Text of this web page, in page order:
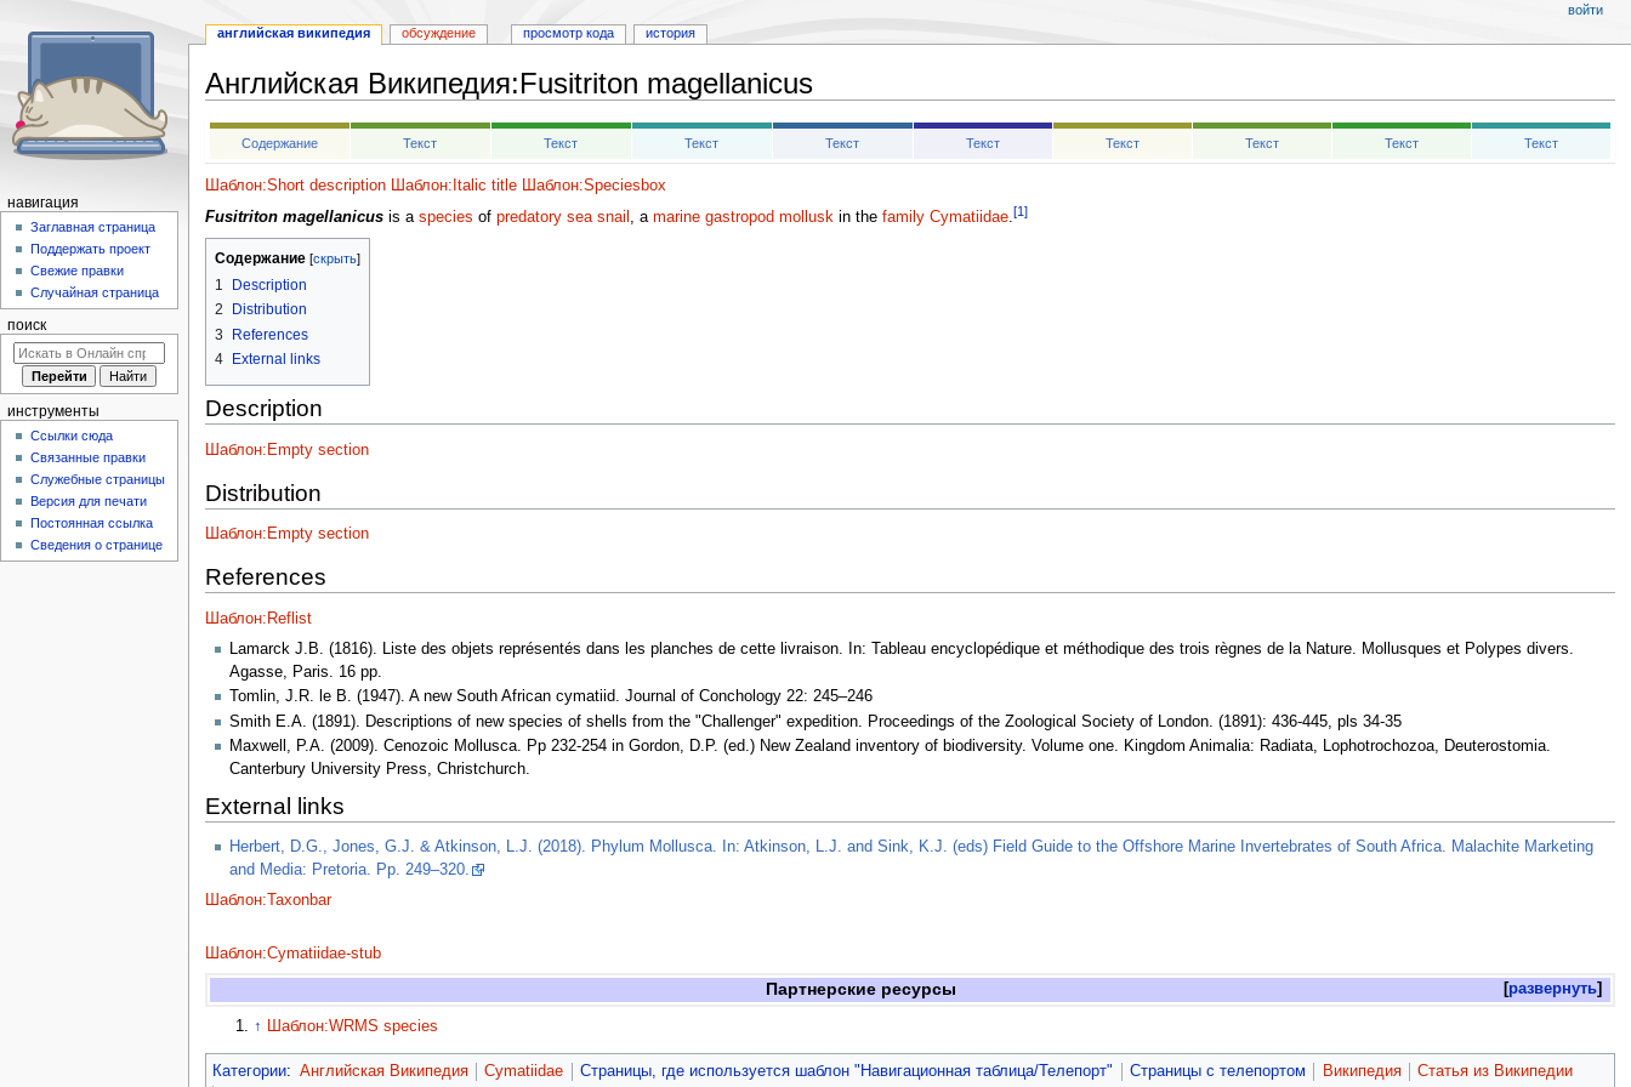
Английская Википедия:Fusitriton magellanicus
Перейти
Перейти
Содержание Текст Текст Текст Текст Текст Текст Текст Текст Текст
Шаблон:Short description Шаблон:Italic title
Шаблон:Speciesbox
Fusitriton magellanicusis a species of predatory sea snail , a marine gastropod molluskin the family Cymatiidae.[1]
Содержание
1
Description
2
Distribution
3
References
4 External links
Description
Шаблон:Empty section
Distribution
Шаблон:Empty section
References
Шаблон:Reflist
Lamarck J.B. (1816). Liste des objets représentés dans les planches de cette livraison. In: Tableau encyclopédique et méthodique des trois règnes de la Nature. Mollusques et Polypes divers.
Agasse, Paris. 16 pp.
Tomlin, J.R. le B. (1947). A new South African cymatiid. Journal of Conchology 22: 245–246
Smith E.A. (1891). Descriptions of new species of shells from the "Challenger" expedition. Proceedings of the Zoological Society of London. (1891): 436-445, pls 34-35
Maxwell, P.A. (2009). Cenozoic Mollusca. Pp 232-254 in Gordon, D.P. (ed.) New Zealand inventory of biodiversity. Volume one. Kingdom Animalia: Radiata, Lophotrochozoa, Deuterostomia.
Canterbury University Press, Christchurch.
External links
Herbert, D.G., Jones, G.J. & Atkinson, L.J. (2018). Phylum Mollusca. In: Atkinson, L.J. and Sink, K.J. (eds) Field Guide to the Offshore Marine Invertebrates of South Africa. Malachite Marketing
and Media: Pretoria. Pp. 249–320.
Шаблон:Taxonbar
Шаблон:Cymatiidae-stub
развернуть
Партнерские ресурсы
↑ Шаблон:WRMS species
Категории: Английская Википедия Cymatiidae Страницы, где используется шаблон "Навигационная таблица/Телепорт" Страницы с телепортом Википедия
Статья из Википедии
английская википедия обсуждение просмотр кода история
войти
навигация
Заглавная страница
Поддержать проект
Свежие правки
Случайная страница
поиск
инструменты
Ссылки сюда
Связанные правки
Служебные страницы
Версия для печати
Постоянная ссылка
Сведения о странице